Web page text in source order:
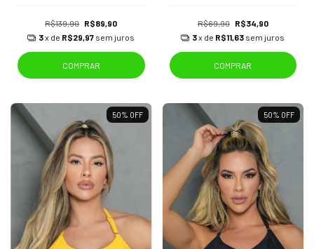
R$139,90 R$89,90
3x de R$29,97 sem juros
COMPRAR
R$69,90 R$34,90
3x de R$11,63 sem juros
COMPRAR
50% OFF 50% OFF